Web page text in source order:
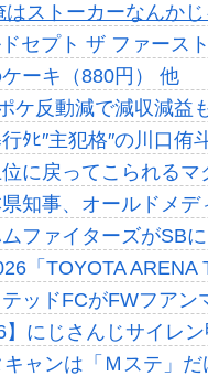
相互RSS
ストーカーなんかじ
セプト ザ ファース
ーキ（880円） 他
ケ反動減で減収減益
ﾀﾋ″主犯格″の川口
に戻ってこられる
県知事、オールドメ
ファイターズがSB
「TOYOTA
ッドFCがFWフア
】にじさんじサイレ
ャンは「Ｍステ」